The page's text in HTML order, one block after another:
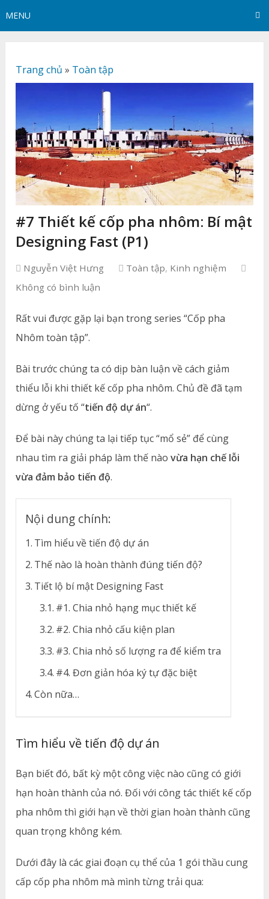
MENU
Trang chủ » Toàn tập
#7 Thiết kế cốp pha nhôm: Bí mật
Designing Fast (P1)
Nguyễn Việt Hưng Toàn tập, Kinh nghiệm
Không có bình luận
Rất vui được gặp lại bạn trong series “Cốp pha
Nhôm toàn tập”.
Bài trước chúng ta có dịp bàn luận về cách giảm
thiểu lỗi khi thiết kế cốp pha nhôm. Chủ đề đã tạm
dừng ở yếu tố “tiến độ dự án“.
Để bài này chúng ta lại tiếp tục “mổ sẻ” để cùng
nhau tìm ra giải pháp làm thế nàovừa hạn chế lỗi
vừa đảm bảo tiến độ.
Nội dung chính:
Tìm hiểu về tiến độ dự án
Thế nào là hoàn thành đúng tiến độ?
Tiết lộ bí mật Designing Fast
#1. Chia nhỏ hạng mục thiết kế
#2. Chia nhỏ cấu kiện plan
#3. Chia nhỏ số lượng ra để kiểm tra
#4. Đơn giản hóa ký tự đặc biệt
Còn nữa…
Tìm hiểu về tiến độ dự án
Bạn biết đó, bất kỳ một công việc nào cũng có giới
hạn hoàn thành của nó. Đối với công tác thiết kế cốp
pha nhôm thì giới hạn về thời gian hoàn thành cũng
quan trọng không kém.
Dưới đây là các giai đoạn cụ thể của 1 gói thầu cung
cấp cốp pha nhôm mà mình từng trải qua: